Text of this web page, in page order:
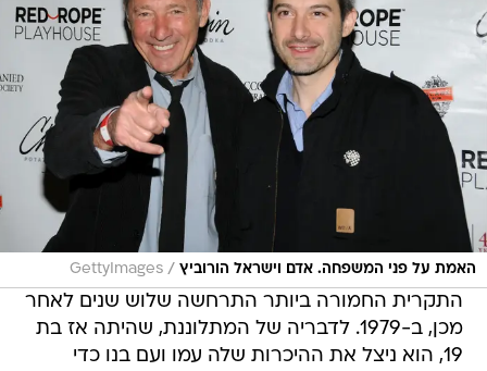
האמת על פני המשפחה. אדם וישראל הורוביץ /
GettyImages
התקרית החמורה ביותר התרחשה שלוש שנים לאחר
מכן, ב-1979. לדבריה של המתלוננת, שהיתה אז בת
19, הוא ניצל את ההיכרות שלה עמו ועם בנו כדי